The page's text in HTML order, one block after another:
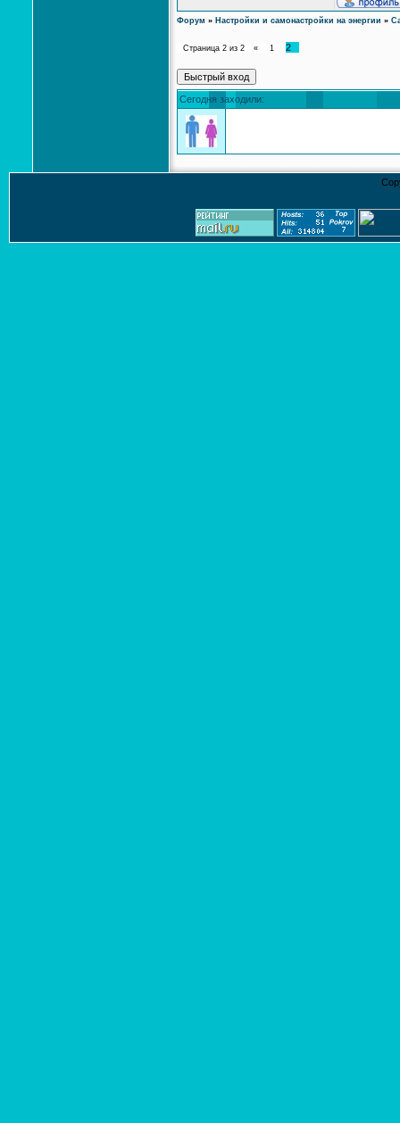
Форум » Настройки и самонастройки на энергии »
Страница 2 из 2 « 1 2
Сегодня заходили: